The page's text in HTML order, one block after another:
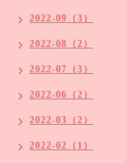
2022-09（3）
2022-08（2）
2022-07（3）
2022-06（2）
2022-03（2）
2022-02（1）